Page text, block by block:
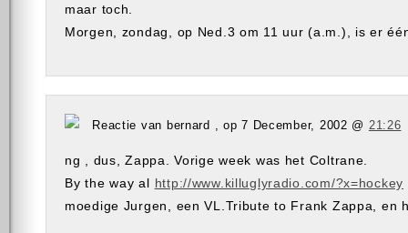
maar toch.
Morgen, zondag, op Ned.3 om 11 uur (a.m.), is er
Reactie van bernard , op 7 December, 2002 @ 21:26
ng , dus, Zappa. Vorige week was het Coltrane.
By the way al http://www.killuglyradio.com/?x=hockey
moedige Jurgen, een VL.Tribute to Frank Zappa, en